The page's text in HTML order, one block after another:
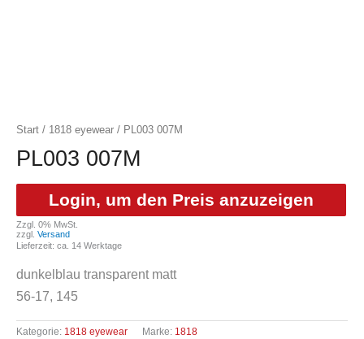
Start / 1818 eyewear / PL003 007M
PL003 007M
Login, um den Preis anzuzeigen
Zzgl. 0% MwSt.
zzgl. Versand
Lieferzeit: ca. 14 Werktage
dunkelblau transparent matt
56-17, 145
Kategorie: 1818 eyewear Marke: 1818